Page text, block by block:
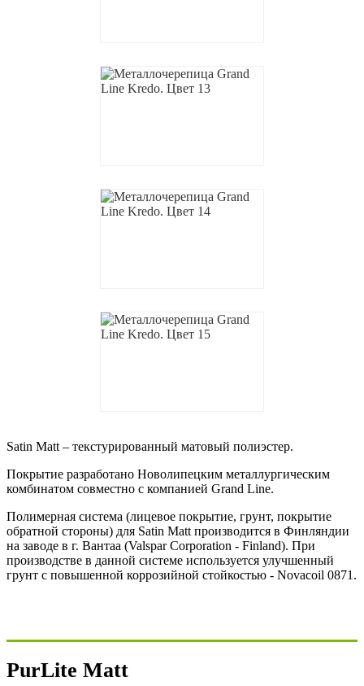
Satin Matt – текстурированный матовый полиэстер.
Покрытие разработано Новолипецким металлургическим
комбинатом совместно с компанией Grand Line.
Полимерная система (лицевое покрытие, грунт, покрытие
обратной стороны) для Satin Matt производится в Финляндии
на заводе в г. Вантаа (Valspar Corporation - Finland). При
производстве в данной системе используется улучшенный
грунт c повышенной коррозийной стойкостью - Novacoil 0871.
PurLite Matt